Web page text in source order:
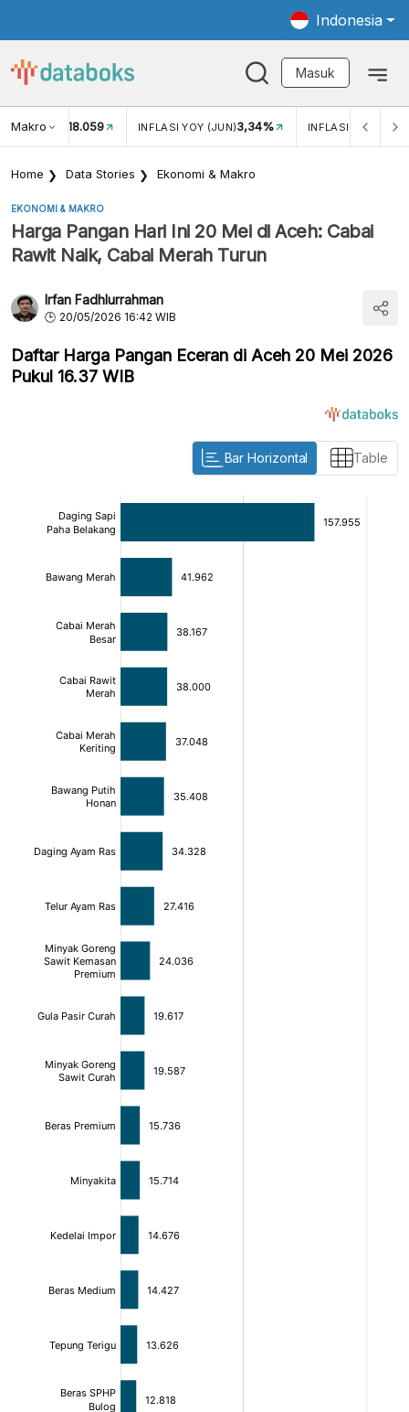
Indonesia
Masuk
Makro
USD/IDR 18.059 INFLASI YOY (JUN)3,34% INFLASI MOM
Home Data Stories Ekonomi & Makro
EKONOMI & MAKRO
Harga Pangan Hari Ini 20 Mei di Aceh: Cabai
Rawit Naik, Cabai Merah Turun
Irfan Fadhlurrahman
20/05/2026 16:42 WIB
Daftar Harga Pangan Eceran di Aceh 20 Mei 2026
Pukul 16.37 WIB
Bar Horizontal Table
[bold]
[bold]